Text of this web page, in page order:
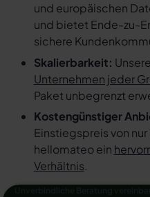
und europäischen
und bietet Ende-zu-
sichere
Skalierbarkeit:
Unternehmen jeder
Paket unbegrenzt
Kostengünstiger
Einstiegspreis von
hellomateo ein
Verhältnis.